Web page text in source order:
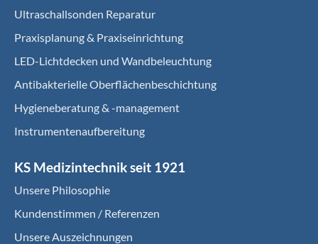
Ultraschallsonden Reparatur
Praxisplanung & Praxiseinrichtung
LED-Lichtdecken und Wandbeleuchtung
Antibakterielle Oberflächenbeschichtung
Hygieneberatung & -management
Instrumentenaufbereitung
KS Medizintechnik seit 1921
Unsere Philosophie
Kundenstimmen / Referenzen
Unsere Auszeichnungen